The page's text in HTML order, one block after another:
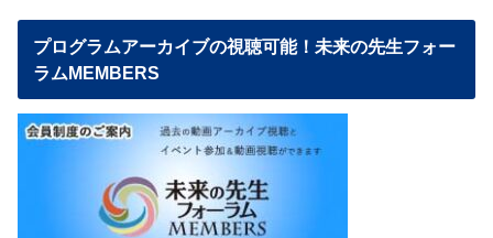
プログラムアーカイブの視聴可能！未来の先生フォー
ラムMEMBERS